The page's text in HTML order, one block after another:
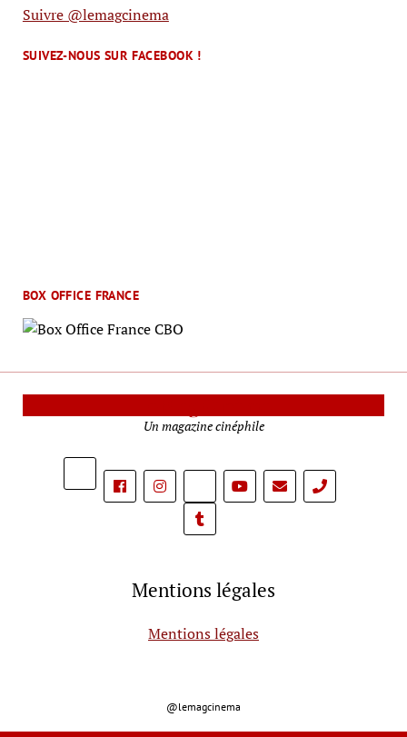
Suivre @lemagcinema
SUIVEZ-NOUS SUR FACEBOOK !
BOX OFFICE FRANCE
Un magazine cinéphile
phone
Mentions légales
Mentions légales
@lemagcinema